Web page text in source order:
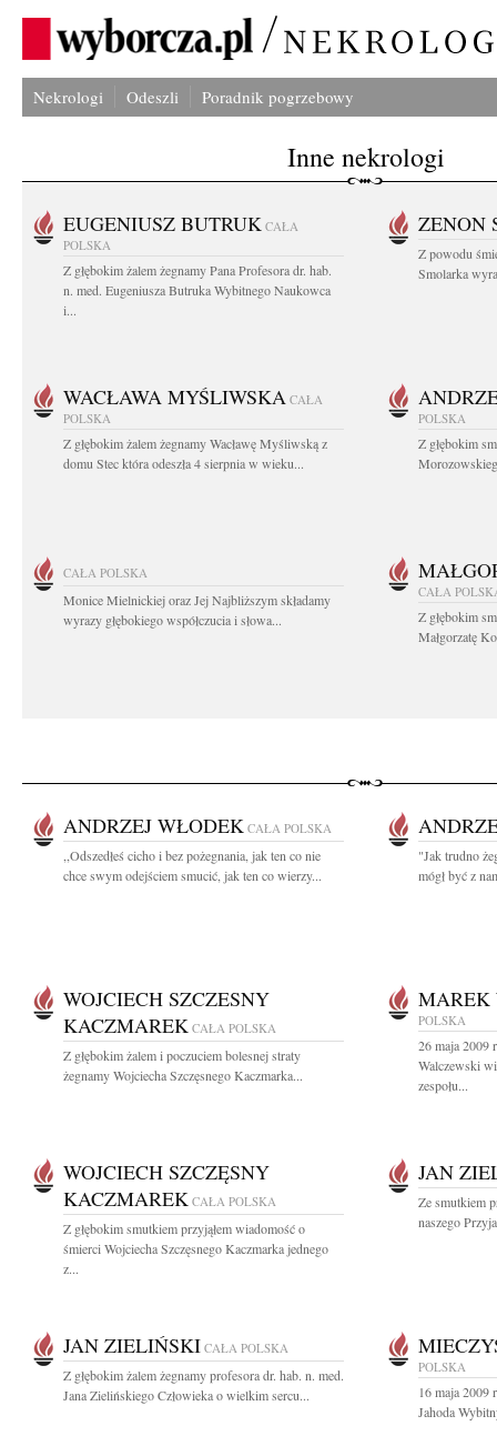
Nekrologi Odeszli Poradnik pogrzebowy
Inne nekrologi
EUGENIUSZ BUTRUK CAŁA
POLSKA
Z głębokim żalem żegnamy Pana Profesora dr. hab.
n. med. Eugeniusza Butruka Wybitnego Naukowca
i...
ZENON
Z powodu
Smolarka
WACŁAWA MYŚLIWSKA CAŁA
POLSKA
Z głębokim żalem żegnamy Wacławę Myśliwską z
domu Stec która odeszła 4 sierpnia w wieku...
POLSKA
Z głębokim
CAŁA POLSKA
Monice Mielnickiej oraz Jej Najbliższym składamy
wyrazy głębokiego współczucia i słowa...
CAŁA
Z głębokim
Małgorzatę
ANDRZEJ WŁODEK CAŁA POLSKA
,,Odszedłeś cicho i bez pożegnania, jak ten co nie
chce swym odejściem smucić, jak ten co wierzy...
"Jak trudno
mógł być z
WOJCIECH SZCZESNY
KACZMAREK CAŁA POLSKA
Z głębokim żalem i poczuciem bolesnej straty
żegnamy Wojciecha Szczęsnego Kaczmarka...
MAREK
POLSKA
26 maja 2009
Walczewski
zespołu...
WOJCIECH SZCZĘSNY
KACZMAREK CAŁA POLSKA
Z głębokim smutkiem przyjąłem wiadomość o
śmierci Wojciecha Szczęsnego Kaczmarka jednego
z...
JAN
Ze smutkiem
naszego
JAN ZIELIŃSKI CAŁA POLSKA
Z głębokim żalem żegnamy profesora dr. hab. n. med.
Jana Zielińskiego Człowieka o wielkim sercu...
POLSKA
16 maja 2009
Jahoda